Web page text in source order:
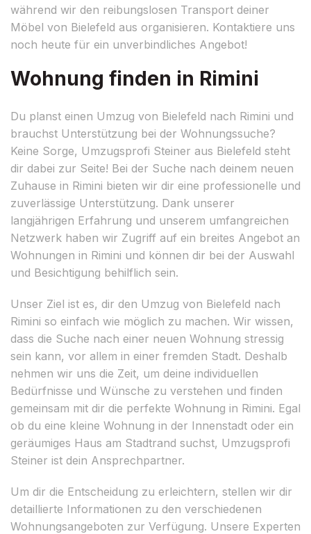
während wir den reibungslosen Transport deiner
Möbel von Bielefeld aus organisieren. Kontaktiere uns
noch heute für ein unverbindliches Angebot!
Wohnung finden in Rimini
Du planst einen Umzug von Bielefeld nach Rimini und
brauchst Unterstützung bei der Wohnungssuche?
Keine Sorge, Umzugsprofi Steiner aus Bielefeld steht
dir dabei zur Seite! Bei der Suche nach deinem neuen
Zuhause in Rimini bieten wir dir eine professionelle und
zuverlässige Unterstützung. Dank unserer
langjährigen Erfahrung und unserem umfangreichen
Netzwerk haben wir Zugriff auf ein breites Angebot an
Wohnungen in Rimini und können dir bei der Auswahl
und Besichtigung behilflich sein.
Unser Ziel ist es, dir den Umzug von Bielefeld nach
Rimini so einfach wie möglich zu machen. Wir wissen,
dass die Suche nach einer neuen Wohnung stressig
sein kann, vor allem in einer fremden Stadt. Deshalb
nehmen wir uns die Zeit, um deine individuellen
Bedürfnisse und Wünsche zu verstehen und finden
gemeinsam mit dir die perfekte Wohnung in Rimini. Egal
ob du eine kleine Wohnung in der Innenstadt oder ein
geräumiges Haus am Stadtrand suchst, Umzugsprofi
Steiner ist dein Ansprechpartner.
Um dir die Entscheidung zu erleichtern, stellen wir dir
detaillierte Informationen zu den verschiedenen
Wohnungsangeboten zur Verfügung. Unsere Experten